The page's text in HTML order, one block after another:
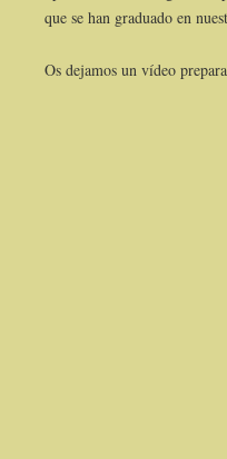
que se han graduado en
Os dejamos un vídeo